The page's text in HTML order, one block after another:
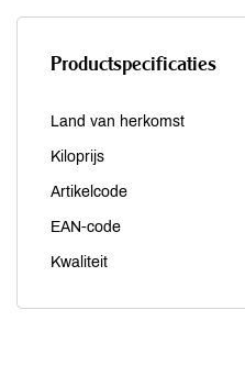
Productspecificaties
Land van herkomst
Kiloprijs
Artikelcode
EAN-code
Kwaliteit